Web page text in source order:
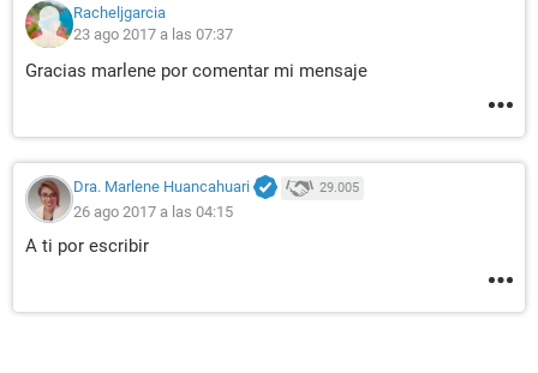
Racheljgarcia
23 ago 2017 a las 07:37
Gracias marlene por comentar mi mensaje
Dra. Marlene Huancahuari 29.005
26 ago 2017 a las 04:15
A ti por escribir